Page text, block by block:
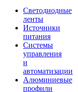
Светодиодные
ленты
Источники
питания
Системы
управления
и
автоматизации
Алюминиевые
профили